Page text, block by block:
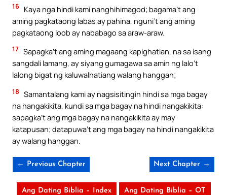
16 Kaya nga hindi kami nanghihimagod; bagama’t ang
aming pagkataong labas ay pahina, nguni’t ang aming
pagkataong loob ay nababago sa araw-araw.
17 Sapagka’t ang aming magaang kapighatian, na sa isang
sangdali lamang, ay siyang gumagawa sa amin ng lalo’t
lalong bigat ng kaluwalhatiang walang hanggan;
18 Samantalang kami ay nagsisitingin hindi sa mga bagay
na nangakikita, kundi sa mga bagay na hindi nangakikita:
sapagka’t ang mga bagay na nangakikita ay may
katapusan; datapuwa’t ang mga bagay na hindi nangakikita
ay walang hanggan.
← Previous Chapter Next Chapter →
Ang Dating Biblia – Index Ang Dating Biblia – OT